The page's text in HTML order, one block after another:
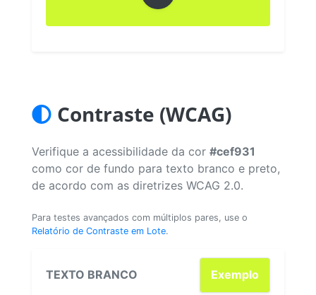
Contraste (WCAG)
Verifique a acessibilidade da cor #cef931
como cor de fundo para texto branco e preto,
de acordo com as diretrizes WCAG 2.0.
Para testes avançados com múltiplos pares, use o
Relatório de Contraste em Lote.
TEXTO BRANCO Exemplo